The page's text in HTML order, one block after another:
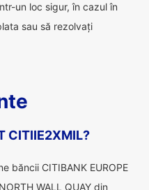
un loc sigur, în cazul în
sau să rezolvați
CITIIE2XMIL?
băncii CITIBANK EUROPE
WALL QUAY din